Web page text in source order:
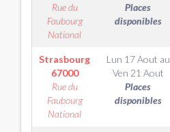
Rue du
Faubourg
National
Places
disponibles
Strasbourg
67000
Rue du
Faubourg
National
Lun 17 Aout au
Ven 21 Aout
Places
disponibles